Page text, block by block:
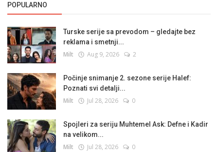
POPULARNO
Turske serije sa prevodom – gledajte bez
reklama i smetnji...
Milt Aug 9, 2026 2
Počinje snimanje 2. sezone serije Halef:
Poznati svi detalji...
Milt Jul 28, 2026 0
Spojleri za seriju Muhtemel Ask: Defne i Kadir
na velikom...
Milt Jul 28, 2026 0